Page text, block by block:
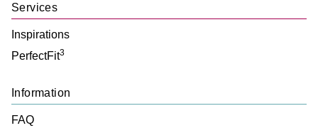
Services
Inspirations
PerfectFit3
Information
FAQ